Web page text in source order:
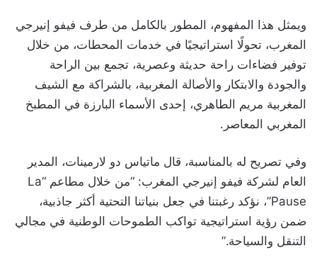
ويمثل هذا المفهوم، المطور بالكامل من طرف فيفو إنيرجي
المغرب، تحولًا استراتيجيًا في خدمات المحطات، من خلال
توفير فضاءات راحة حديثة وعصرية، تجمع بين الراحة
والجودة والابتكار والأصالة المغربية، بالشراكة مع الشيف
المغربية مريم الطاهري، إحدى الأسماء البارزة في المطبخ
المغربي المعاصر.
وفي تصريح له بالمناسبة، قال ماتياس دو لارمينات، المدير
العام لشركة فيفو إنيرجي المغرب: “من خلال مطاعم “La
Pause”، نؤكد رغبتنا في جعل بنياتنا التحتية أكثر جاذبية،
ضمن رؤية استراتيجية تواكب الطموحات الوطنية في مجالي
التنقل والسياحة.”